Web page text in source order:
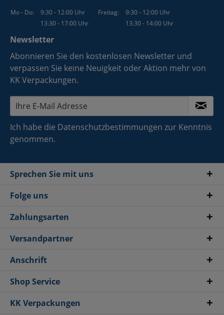
Mo - Do: 9:30 - 12:00 Uhr Freitag:
9:30 - 12:00 Uhr
13:30 - 17:00 Uhr
13:30 - 14:00 Uhr
Newsletter
Abonnieren Sie den kostenlosen Newsletter und
verpassen Sie keine Neuigkeit oder Aktion mehr von
KK Verpackungen.
Ich habe die Datenschutzbestimmungen zur Kenntnis
genommen.
Sprechen Sie mit uns
Folge uns
Zahlungsarten
Versandpartner
Anschrift
Shop Service
KK Verpackungen